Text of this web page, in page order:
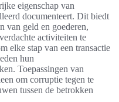
eigenschap van
documenteert. Dit biedt
van geld en goederen,
activiteiten te
elke stap van een transactie
hun
Toepassingen van
om corruptie tegen te
tussen de betrokken